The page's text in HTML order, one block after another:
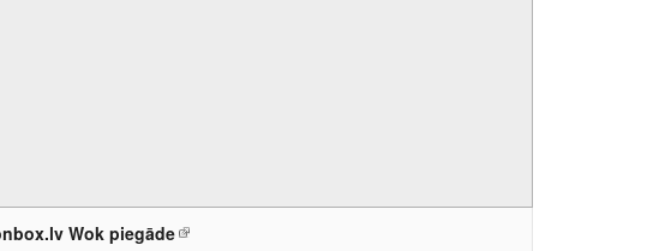
Wok piegāde